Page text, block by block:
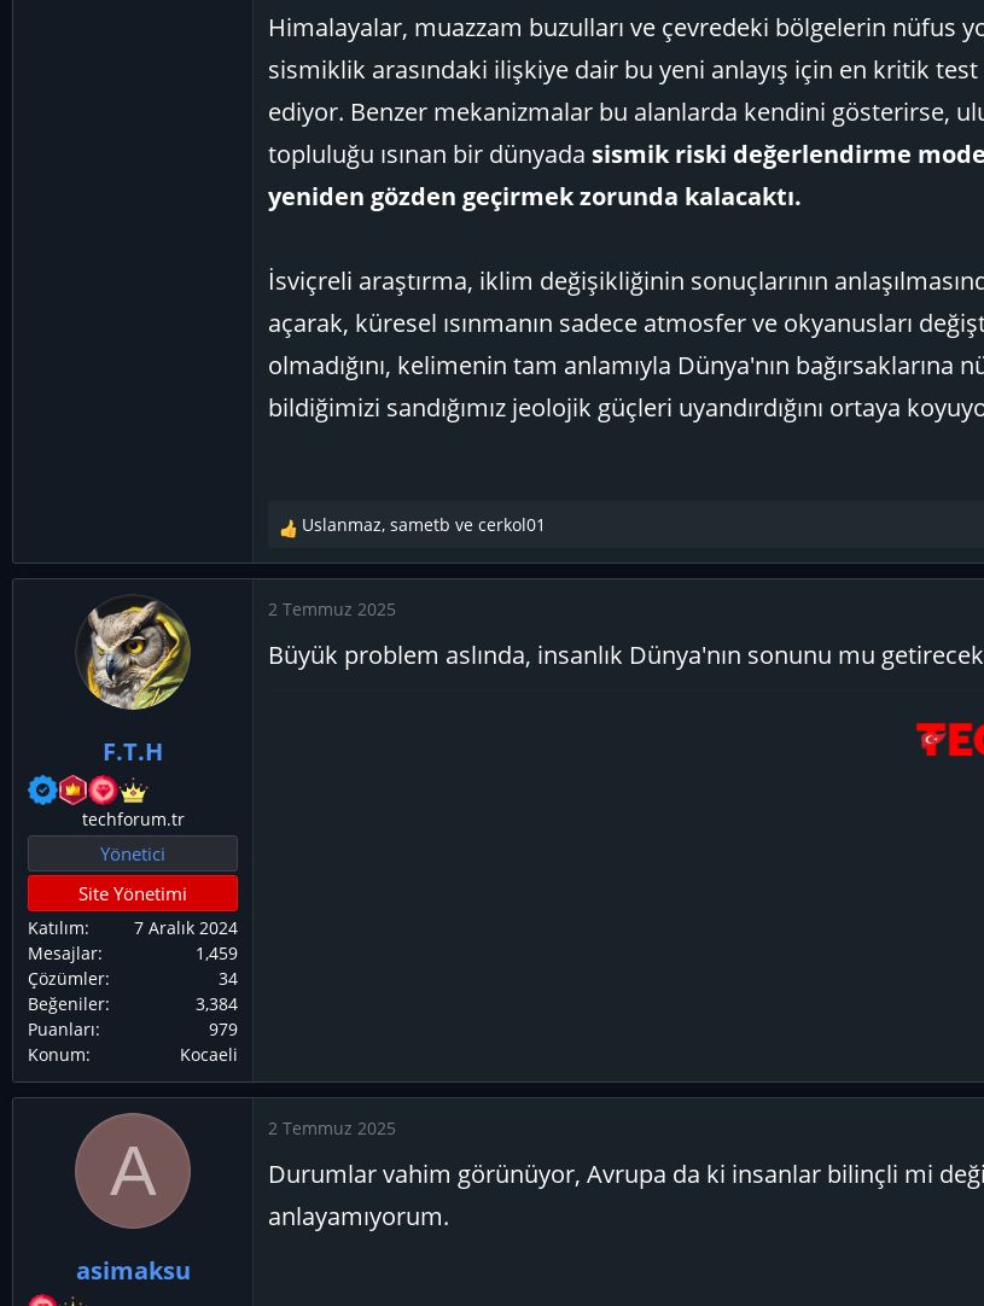
Himalayalar, muazzam buzulları ve çevredeki bölgelerin nüfus
sismiklik arasındaki ilişkiye dair bu yeni anlayış için en kritik test
ediyor. Benzer mekanizmalar bu alanlarda kendini gösterirse,
topluluğu ısınan bir dünyada sismik riski değerlendirme
yeniden gözden geçirmek zorunda kalacaktı.
İsviçreli araştırma, iklim değişikliğinin sonuçlarının
açarak, küresel ısınmanın sadece atmosfer ve okyanusları
olmadığını, kelimenin tam anlamıyla Dünya'nın bağırsaklarına
bildiğimizi sandığımız jeolojik güçleri uyandırdığını ortaya
T
e
p
k
l
Uslanmaz, sametb ve cerkol01
F.T.H
techforum.tr
Yönetici
Site Yönetimi
Katılım
7 Aralık 2024
Mesajlar
1,459
Çözümler
34
Beğeniler
3,384
Puanları
979
Konum
Kocaeli
2 Temmuz 2025
Büyük problem aslında, insanlık Dünya'nın sonunu mu
A
asimaksu
2 Temmuz 2025
Durumlar vahim görünüyor, Avrupa da ki insanlar bilinçli mi
anlayamıyorum.